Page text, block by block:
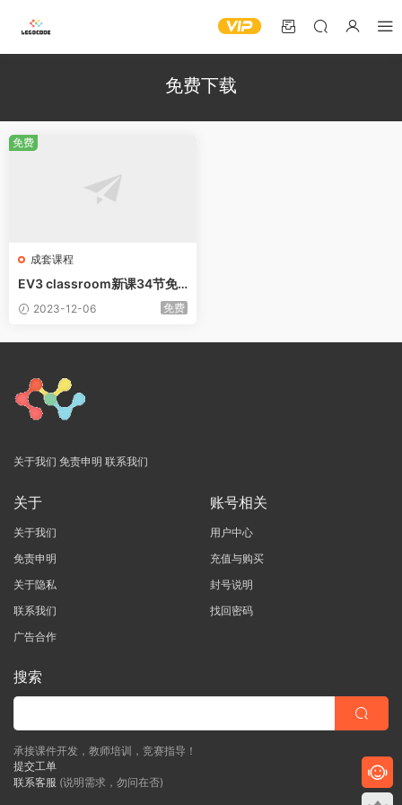
免费下载
成套课程
EV3 classroom新课34节免
费下载
2023-12-06 免费
免费
关于我们 免责申明 联系我们
关于
关于我们
免责申明
关于隐私
联系我们
广告合作
账号相关
用户中心
充值与购买
封号说明
找回密码
搜索
承接课件开发，教师培训，竞赛指导！
提交工单
联系客服 (说明需求，勿问在否)